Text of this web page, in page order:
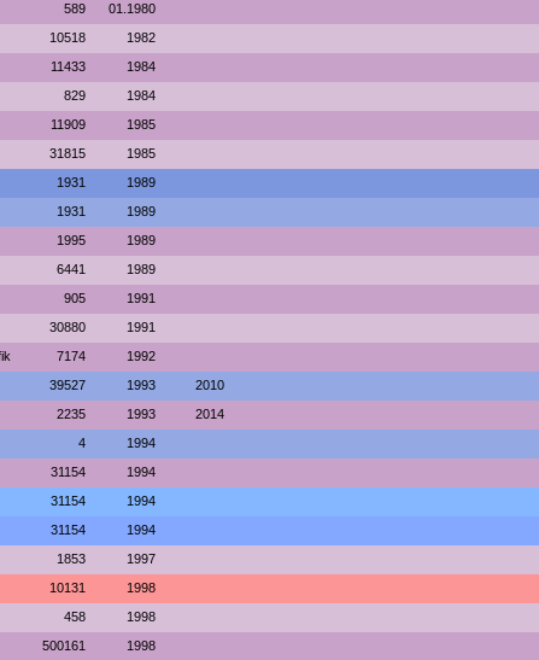
589 01.1980
10518 1982
11433 1984
829 1984
11909 1985
31815 1985
1931 1989
1931 1989
1995 1989
6441 1989
905 1991
30880 1991
7174 1992
39527 1993 2010
2235 1993 2014
4 1994
31154 1994
31154 1994
31154 1994
1853 1997
10131 1998
458 1998
500161 1998